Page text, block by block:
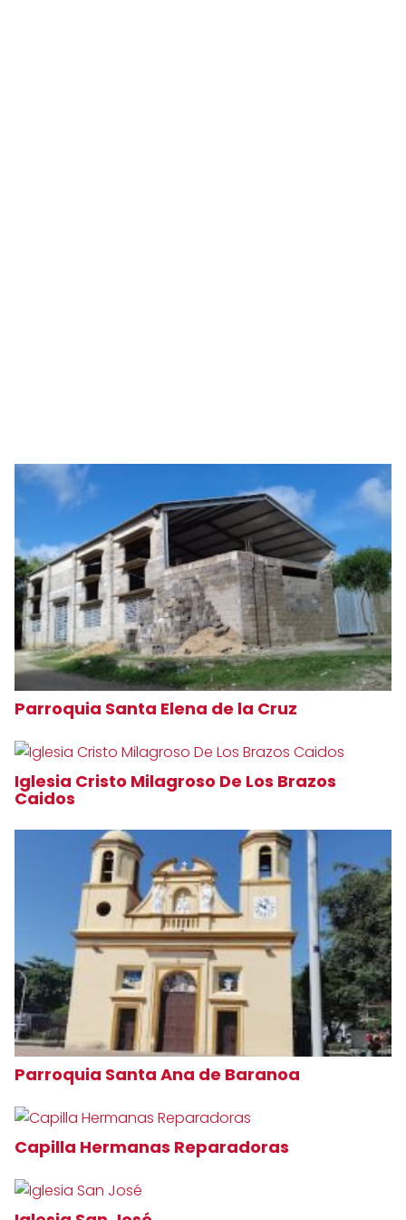
Parroquia Santa Elena de la Cruz
Iglesia Cristo Milagroso De Los Brazos
Caidos
Parroquia Santa Ana de Baranoa
Capilla Hermanas Reparadoras